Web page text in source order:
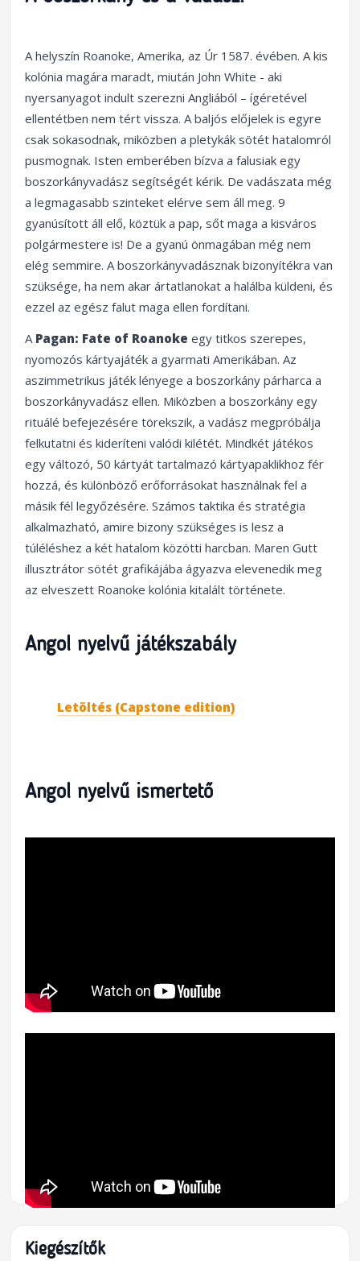
A helyszín Roanoke, Amerika, az Úr 1587. évében. A kis
kolónia magára maradt, miután John White - aki
nyersanyagot indult szerezni Angliából – ígéretével
ellentétben nem tért vissza. A baljós előjelek is egyre
csak sokasodnak, miközben a pletykák sötét hatalomról
pusmognak. Isten emberében bízva a falusiak egy
boszorkányvadász segítségét kérik. De vadászata még
a legmagasabb szinteket elérve sem áll meg. 9
gyanúsított áll elő, köztük a pap, sőt maga a kisváros
polgármestere is! De a gyanú önmagában még nem
elég semmire. A boszorkányvadásznak bizonyítékra van
szüksége, ha nem akar ártatlanokat a halálba küldeni, és
ezzel az egész falut maga ellen fordítani.
A Pagan: Fate of Roanoke egy titkos szerepes,
nyomozós kártyajáték a gyarmati Amerikában. Az
aszimmetrikus játék lényege a boszorkány párharca a
boszorkányvadász ellen. Miközben a boszorkány egy
rituálé befejezésére törekszik, a vadász megpróbálja
felkutatni és kideríteni valódi kilétét. Mindkét játékos
egy változó, 50 kártyát tartalmazó kártyapaklikhoz fér
hozzá, és különböző erőforrásokat használnak fel a
másik fél legyőzésére. Számos taktika és stratégia
alkalmazható, amire bizony szükséges is lesz a
túléléshez a két hatalom közötti harcban. Maren Gutt
illusztrátor sötét grafikájába ágyazva elevenedik meg
az elveszett Roanoke kolónia kitalált története.
Angol nyelvű játékszabály
Letöltés (Capstone edition)
Angol nyelvű ismertető
Kiegészítők